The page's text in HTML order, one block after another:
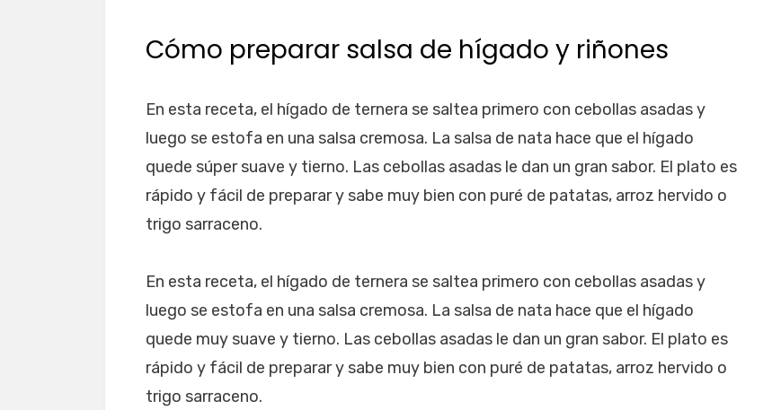
Cómo preparar salsa de hígado y riñones
En esta receta, el hígado de ternera se saltea primero con cebollas asadas y
luego se estofa en una salsa cremosa. La salsa de nata hace que el hígado
quede súper suave y tierno. Las cebollas asadas le dan un gran sabor. El plato es
rápido y fácil de preparar y sabe muy bien con puré de patatas, arroz hervido o
trigo sarraceno.
En esta receta, el hígado de ternera se saltea primero con cebollas asadas y
luego se estofa en una salsa cremosa. La salsa de nata hace que el hígado
quede muy suave y tierno. Las cebollas asadas le dan un gran sabor. El plato es
rápido y fácil de preparar y sabe muy bien con puré de patatas, arroz hervido o
trigo sarraceno.